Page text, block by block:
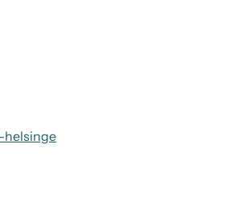
helsinge